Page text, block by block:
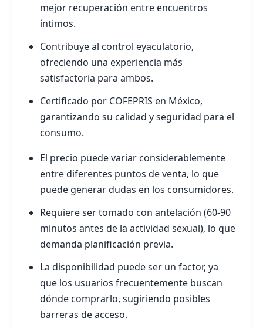
mejor recuperación entre encuentros
íntimos.
Contribuye al control eyaculatorio,
ofreciendo una experiencia más
satisfactoria para ambos.
Certificado por COFEPRIS en México,
garantizando su calidad y seguridad para el
consumo.
El precio puede variar considerablemente
entre diferentes puntos de venta, lo que
puede generar dudas en los consumidores.
Requiere ser tomado con antelación (60-90
minutos antes de la actividad sexual), lo que
demanda planificación previa.
La disponibilidad puede ser un factor, ya
que los usuarios frecuentemente buscan
dónde comprarlo, sugiriendo posibles
barreras de acceso.